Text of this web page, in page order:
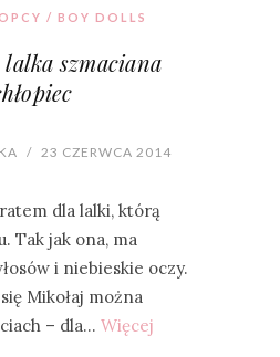
/ BOY DOLLS
szmaciana
/ 23 CZERWCA 2014
dla lalki, którą
Tak jak ona, ma
i niebieskie oczy.
Mikołaj można
– dla… Więcej